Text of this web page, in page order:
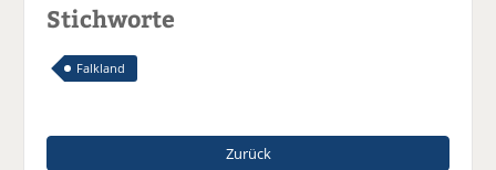
Stichworte
Falkland
Zurück